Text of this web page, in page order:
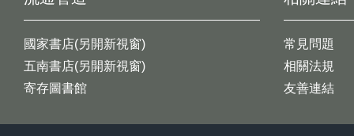
國家書店(另開新視窗)
五南書店(另開新視窗)
寄存圖書館
常見問題
相關法規
友善連結